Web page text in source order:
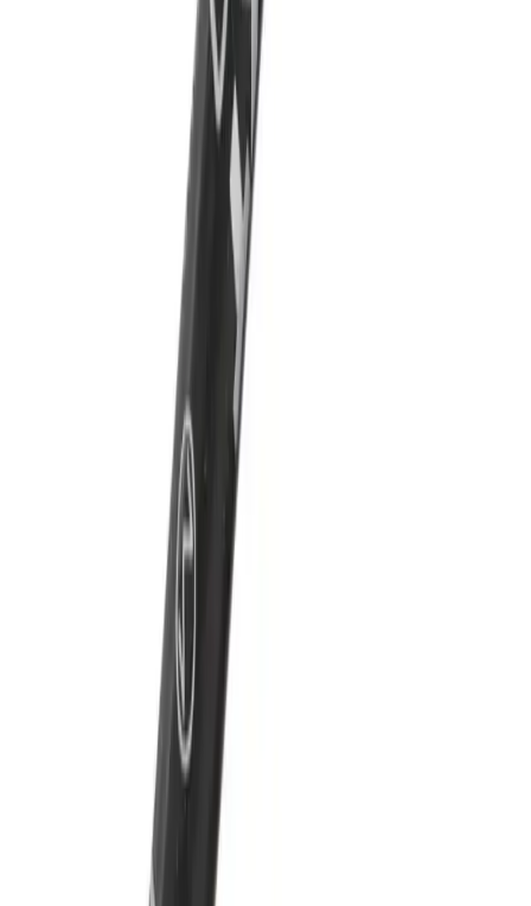
sunuyor, sizin için en uygun olanı belirlemenize yardımcı oluyor.
Çocuklar İçin Boyama ve Öğrenme Kitapları
Bu makalede, Boyamas Unicorn Maske ve STAAU Çocuk
Kodlamalı Aktivite Serisi'nin özellikleri ve kullanıcı yorumlarıyla
çocukların gelişimine katkı sağlayan en iyi seçenekleri inceliyoruz.
Daha fazla bilgi edinin